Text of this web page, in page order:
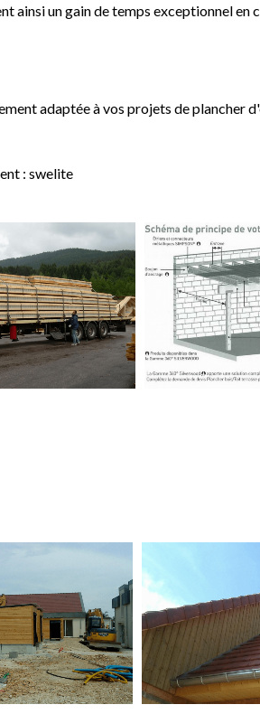
un gain de temps exceptionnel en
adaptée à vos projets de plancher
: swelite